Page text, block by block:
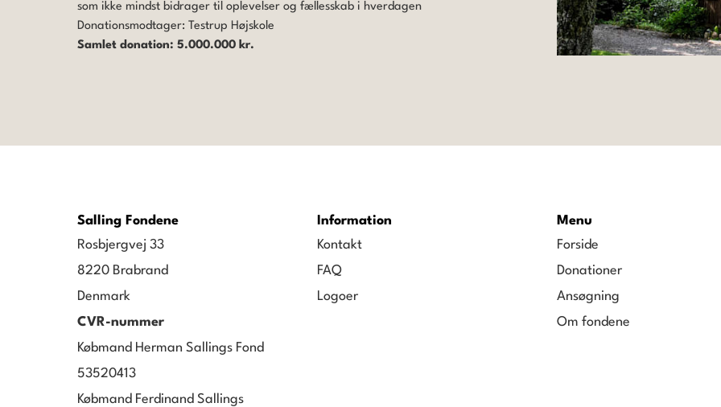
som ikke mindst bidrager til oplevelser og fællesskab i hverdagen
Donationsmodtager: Testrup Højskole
Samlet donation: 5.000.000 kr.
Salling Fondene
Rosbjergvej 33
8220 Brabrand
Denmark
CVR-nummer
Købmand Herman Sallings Fond
53520413
Købmand Ferdinand Sallings
Information
Kontakt
FAQ
Logoer
Menu
Forside
Donationer
Ansøgning
Om fondene